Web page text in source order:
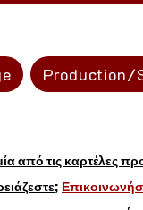
Production/
από τις καρτέλες